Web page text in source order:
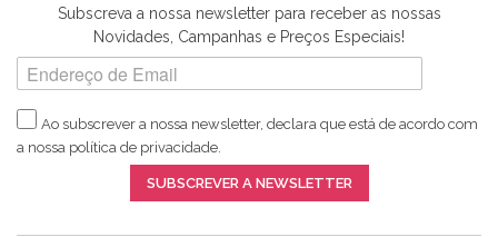
Harita a minha encomenda já chegou. :) Muito obrigada pela
rapidez no envio, pela qualidade dos materiais que me
enviaste e pela simpatia de sempre. :)
Catarina Amaro
5 estrelas. Gosto muito do serviço. A Harita Chotalal é muito
Subscreva a nossa newsletter para receber as nossas
Novidades, Campanhas e Preços Especiais!
Ao subscrever a nossa newsletter, declara que está de acordo com
a nossa política de privacidade.
SUBSCREVER A NEWSLETTER